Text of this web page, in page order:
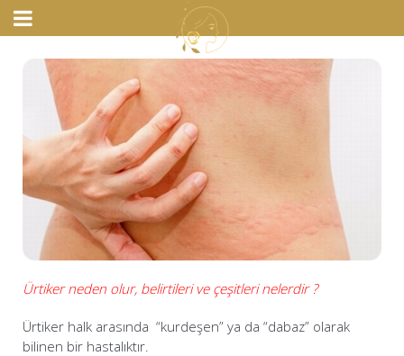
Ürtiker neden olur, belirtileri ve çeşitleri nelerdir ?
Ürtiker halk arasında “kurdeşen” ya da “dabaz” olarak
bilinen bir hastalıktır.